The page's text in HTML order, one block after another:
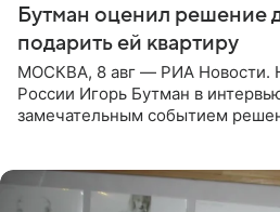
Бутман оценил решение
подарить ей квартиру
МОСКВА, 8 авг — РИА Новости.
России Игорь Бутман в
замечательным событием